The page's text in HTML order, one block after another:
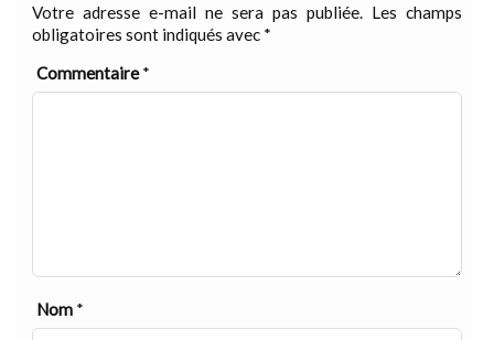
Votre adresse e-mail ne sera pas publiée.
Les champs
obligatoires sont indiqués avec *
Commentaire*
Nom *